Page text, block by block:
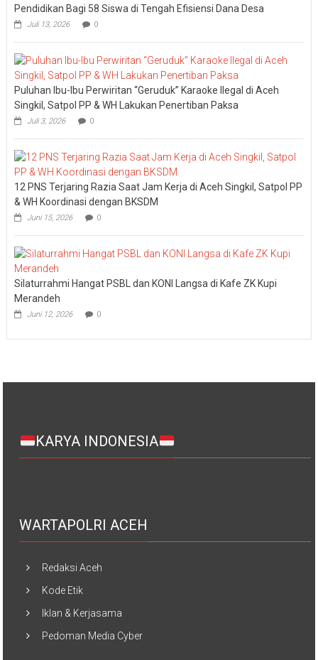
Pendidikan Bagi 58 Siswa di Tengah Efisiensi Dana Desa
Juli 13, 2026 0
Puluhan Ibu-Ibu Perwiritan “Geruduk” Karaoke Ilegal di Aceh
Singkil, Satpol PP & WH Lakukan Penertiban Paksa
Juli 3, 2026 0
12 PNS Terjaring Razia Saat Jam Kerja di Aceh Singkil, Satpol PP
& WH Koordinasi dengan BKSDM
Juni 15, 2026 0
Silaturrahmi Hangat PSBL dan KONI Langsa di Kafe ZK Kupi
Merandeh
Juni 12, 2026 0
KARYA INDONESIA
WARTAPOLRI ACEH
Redaksi Aceh
Kode Etik
Iklan & Kerjasama
Pedoman Media Cyber